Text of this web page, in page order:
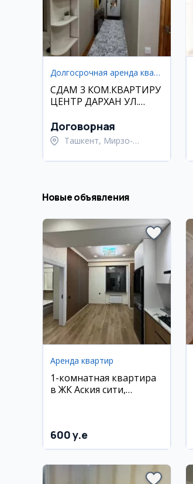
Долгосрочная аренда квартир
СДАМ 3 КОМ.КВАРТИРУ
ЦЕНТР ДАРХАН УЛ.
ДОЛГОСРОЧНО
Договорная
Ташкент, Мирзо-
Новые объявления
Аренда квартир
1-комнатная квартира
в ЖК Аския сити,
600 y.e